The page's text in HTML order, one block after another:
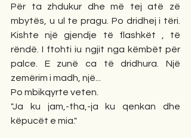
Për ta zhdukur dhe më tej atë zë
mbytës, u ul te pragu. Po dridhej i tëri.
Kishte një gjendje të flashkët , të
rëndë. I ftohti iu ngjit nga këmbët për
palce. E zunë ca të dridhura. Një
zemërim i madh, një...
Po mbikqyrte veten.
"Ja ku jam,-tha,-ja ku qenkan dhe
këpucët e mia."